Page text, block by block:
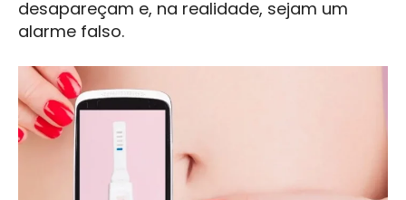
desapareçam e, na realidade, sejam um
alarme falso.